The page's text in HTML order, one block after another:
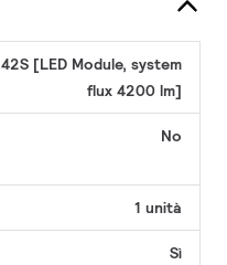
42S [LED Module, system
flux 4200 lm]
No
1 unità
Sì